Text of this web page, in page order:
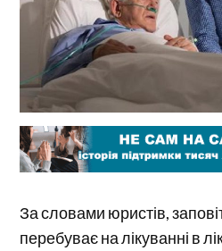
За словами юристів,
перебуває на лікуванні в